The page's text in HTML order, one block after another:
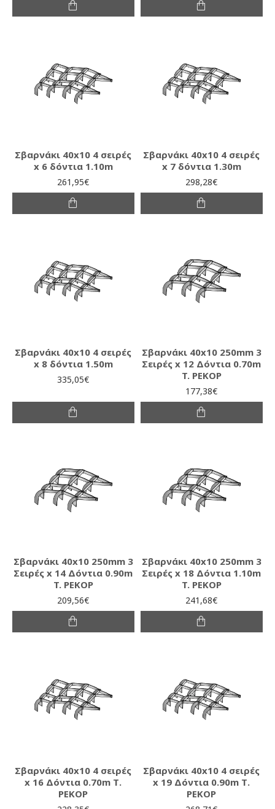
Σβαρνάκι 40x10 4 σειρές
x 6 δόντια 1.10m
261,95€
Σβαρνάκι 40x10 4 σειρές
x 7 δόντια 1.30m
298,28€
Σβαρνάκι 40x10 4 σειρές
x 8 δόντια 1.50m
335,05€
Σβαρνάκι 40x10 250mm 3
Σειρές x 12 Δόντια 0.70m
T. ΡΕΚΟΡ
177,38€
Σβαρνάκι 40x10 250mm 3
Σειρές x 14 Δόντια 0.90m
T. ΡΕΚΟΡ
209,56€
Σβαρνάκι 40x10 250mm 3
Σειρές x 18 Δόντια 1.10m
T. ΡΕΚΟΡ
241,68€
Σβαρνάκι 40x10 4 σειρές
x 16 Δόντια 0.70m Τ.
ΡΕΚΟΡ
Σβαρνάκι 40x10 4 σειρές
x 19 Δόντια 0.90m Τ.
ΡΕΚΟΡ